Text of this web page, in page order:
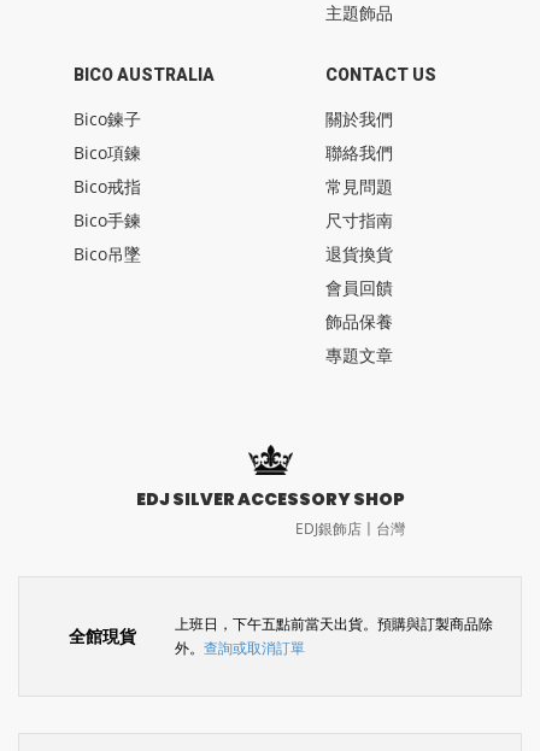
BICO AUSTRALIA
Bico鍊子
Bico項鍊
Bico戒指
Bico手鍊
Bico吊墜
主題飾品
CONTACT US
關於我們
聯絡我們
常見問題
尺寸指南
退貨換貨
會員回饋
飾品保養
專題文章
EDJ SILVER ACCESSORY SHOP
EDJ銀飾店〡台灣
全館現貨
上班日，下午五點前當天出貨。預購與訂製商品除
外。 查詢或取消訂單